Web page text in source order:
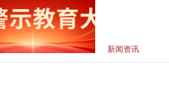
新闻资讯